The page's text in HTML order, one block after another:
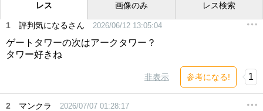
レス 画像のみ レス検索
1 評判気になるさん 2026/06/12 13:05:04
ゲートタワーの次はアークタワー？
タワー好きね
非表示 参考になる! 1
2 マンクラ 2026/07/07 01:28:17